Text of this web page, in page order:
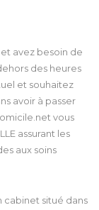
avez besoin de
des heures
et souhaitez
avoir à passer
vous
assurant les
aux soins
cabinet situé dans